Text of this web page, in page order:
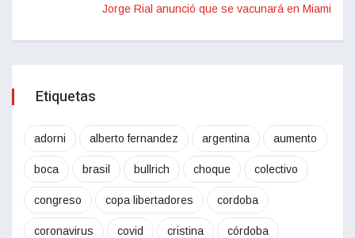
Jorge Rial anunció que se vacunará en Miami
Etiquetas
adorni alberto fernandez argentina aumento
boca brasil bullrich choque colectivo
congreso copa libertadores cordoba
coronavirus covid cristina córdoba